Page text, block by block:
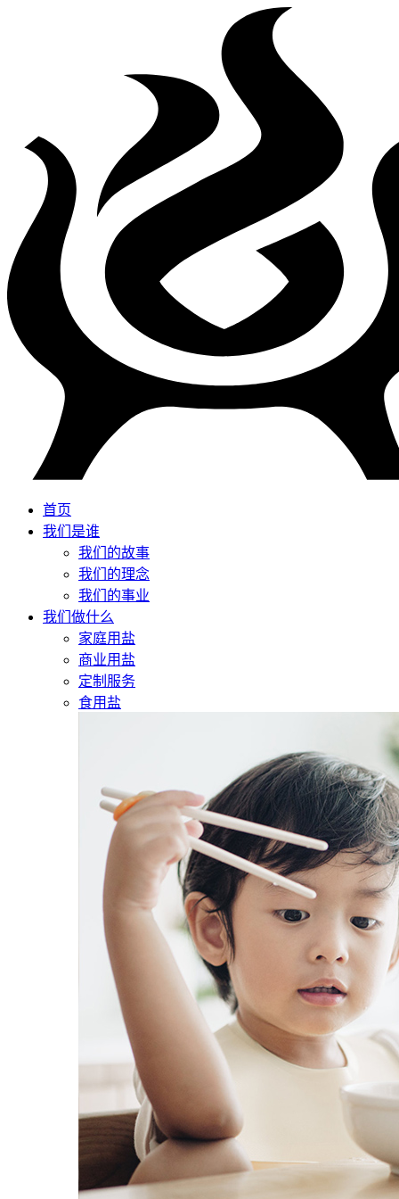
首页
我们是谁
我们的故事
我们的理念
我们的事业
我们做什么
家庭用盐
商业用盐
定制服务
食用盐